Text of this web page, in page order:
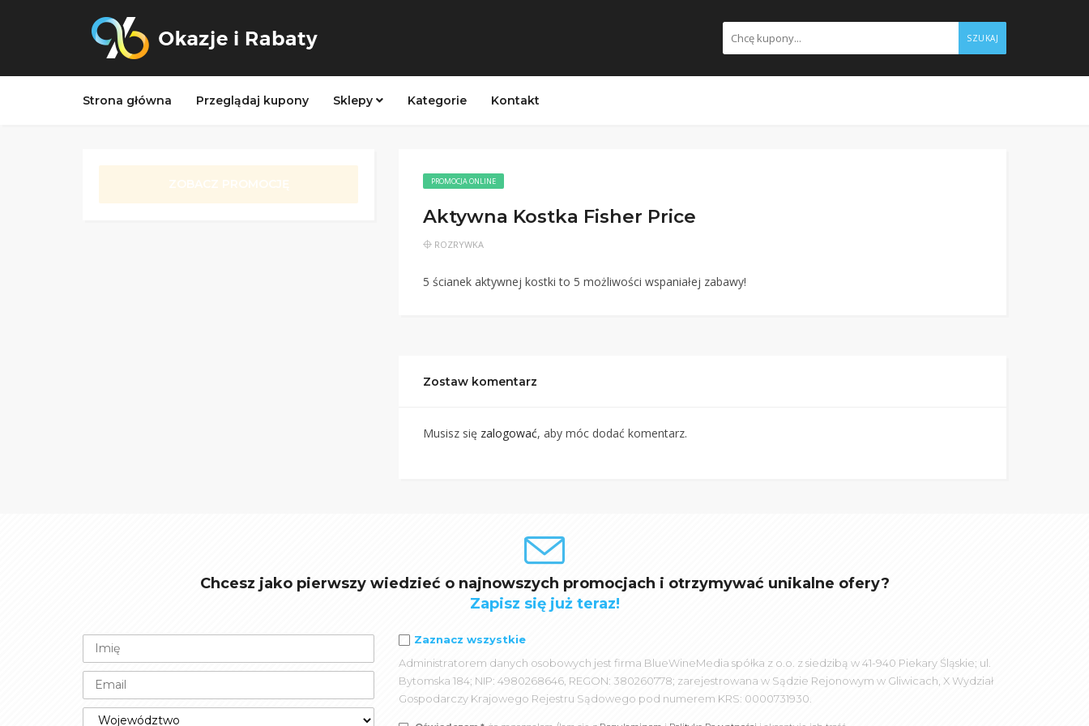
SZUKAJ
Strona główna Przeglądaj kupony Sklepy Kategorie Kontakt
ZOBACZ PROMOCJĘ PROMOCJA ONLINE
Aktywna Kostka Fisher Price
ROZRYWKA
5 ścianek aktywnej kostki to 5 możliwości wspaniałej zabawy!
Zostaw komentarz
Musisz się zalogować, aby móc dodać komentarz.
Chcesz jako pierwszy wiedzieć o najnowszych promocjach i otrzymywać unikalne ofery?
Zapisz się już teraz!
Zaznacz wszystkie
Administratorem danych osobowych jest firma BlueWineMedia spółka z o.o. z siedzibą w 41-940 Piekary Śląskie; ul.
Bytomska 184; NIP: 4980268646, REGON: 380260778; zarejestrowana w Sądzie Rejonowym w Gliwicach, X Wydział
Gospodarczy Krajowego Rejestru Sądowego pod numerem KRS: 0000731930.